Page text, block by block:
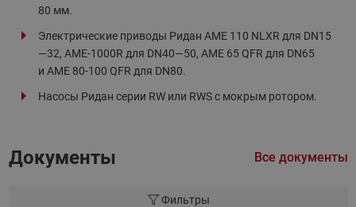
80 мм.
Электрические приводы Ридан AME 110 NLXR для DN15
—32, AME-1000R для DN40—50, AME 65 QFR для DN65
и AME 80-100 QFR для DN80.
Насосы Ридан серии RW или RWS с мокрым ротором.
Документы Все документы
Фильтры